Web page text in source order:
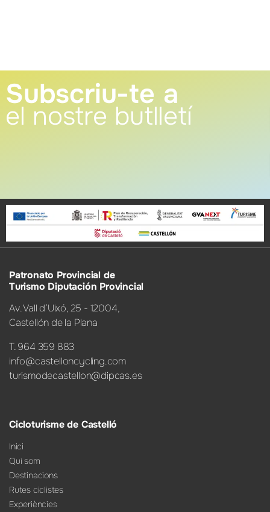
Subscriu-te a
el nostre butlletí
Patronato Provincial de
Turismo Diputación Provincial
Av. Vall d’Uixó, 25 - 12004,
Castellón de la Plana
T. 964 359 883
info@castelloncycling.com
turismodecastellon@dipcas.es
Cicloturisme de Castelló
Inici
Qui som
Destinacions
Rutes ciclistes
Experiències